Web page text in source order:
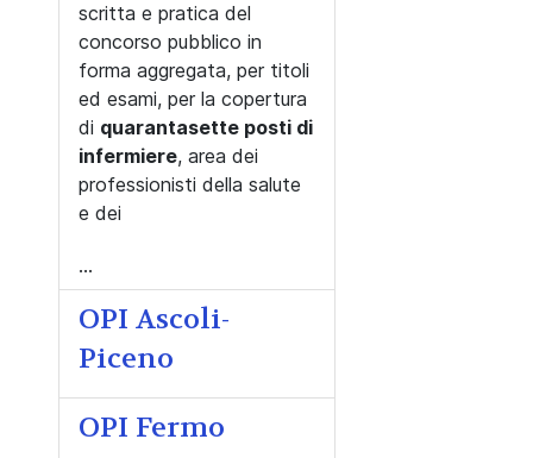
scritta e pratica del
concorso pubblico in
forma aggregata, per titoli
ed esami, per la copertura
di quarantasette posti di
infermiere, area dei
professionisti della salute
e dei
...
OPI Ascoli-
Piceno
OPI Fermo